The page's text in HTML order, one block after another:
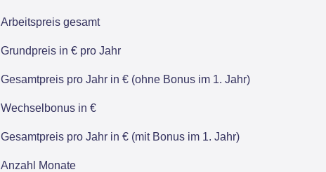
Arbeitspreis gesamt
Grundpreis in € pro Jahr
Gesamtpreis pro Jahr in € (ohne Bonus im 1. Jahr)
Wechselbonus in €
Gesamtpreis pro Jahr in € (mit Bonus im 1. Jahr)
Anzahl Monate